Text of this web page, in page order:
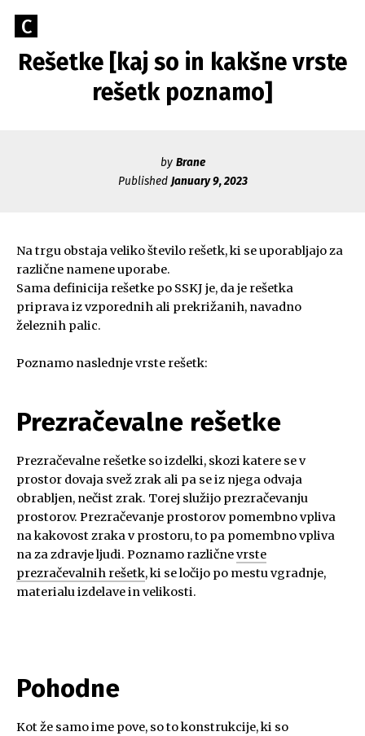
content
Go
the
C
CAERUS
Caerus
Blog
Rešetke [kaj so in kakšne vrste
rešetk poznamo]
by Brane
Published January 9, 2023
Na trgu obstaja veliko število rešetk, ki se uporabljajo za
različne namene uporabe.
Sama definicija rešetke po SSKJ je, da je rešetka
priprava iz vzporednih ali prekrižanih, navadno
železnih palic.
Poznamo naslednje vrste rešetk:
Prezračevalne rešetke
Prezračevalne rešetke so izdelki, skozi katere se v
prostor dovaja svež zrak ali pa se iz njega odvaja
obrabljen, nečist zrak. Torej služijo prezračevanju
prostorov. Prezračevanje prostorov pomembno vpliva
na kakovost zraka v prostoru, to pa pomembno vpliva
na za zdravje ljudi. Poznamo različnevrste
prezračevalnih rešetk, ki se ločijo po mestu vgradnje,
materialu izdelave in velikosti.
Pohodne
Kot že samo ime pove, so to konstrukcije, ki so